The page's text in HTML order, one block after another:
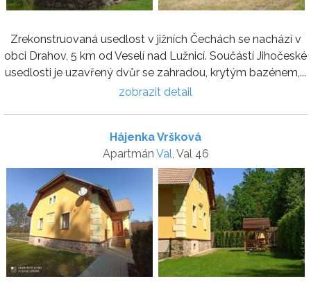
Zrekonstruovaná usedlost v jižních Čechách se nachází v
obci Drahov, 5 km od Veselí nad Lužnicí. Součástí Jihočeské
usedlosti je uzavřený dvůr se zahradou, krytým bazénem,...
zobrazit detail
Hájenka Vršková
Apartmán Val, Val 46